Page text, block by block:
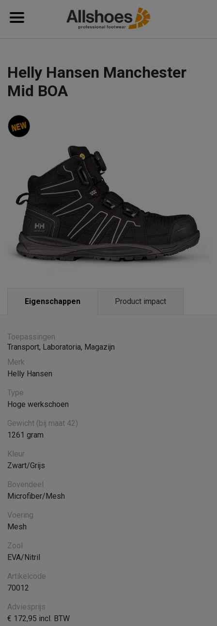
Helly Hansen Manchester
Mid BOA
Eigenschappen Product impact
Toepassingen
Transport, Laboratoria, Magazijn
Merk
Helly Hansen
Type
Hoge werkschoen
Gewicht (bij maat 42)
1261 gram
Kleur
Zwart/Grijs
Bovendeel
Microfiber/Mesh
Voering
Mesh
Zool
EVA/Nitril
Artikelcode
70012
Adviesprijs
€ 172,95 incl. BTW